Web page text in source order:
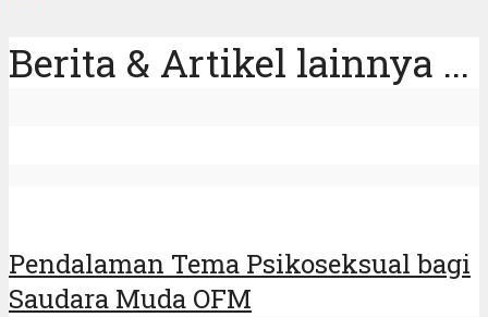
Berita & Artikel lainnya ...
Pendalaman Tema Psikoseksual bagi
Saudara Muda OFM